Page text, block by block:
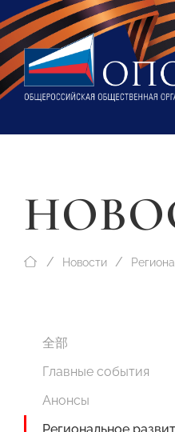
Новости
全部
Главные события
Анонсы